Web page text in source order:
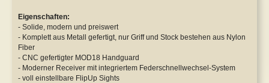
Eigenschaften:
- Solide, modern und preiswert
- Komplett aus Metall gefertigt, nur Griff und Stock bestehen aus Nylon
Fiber
- CNC gefertigter MOD18 Handguard
- Moderner Receiver mit integriertem Federschnellwechsel-System
- voll einstellbare FlipUp Sights